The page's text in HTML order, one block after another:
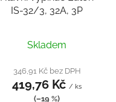
IS-32/3, 32A, 3P
Skladem
346,91 Kč bez DPH
419,76 Kč / ks
(–19 %)